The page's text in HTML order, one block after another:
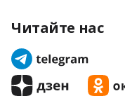
Читайте нас